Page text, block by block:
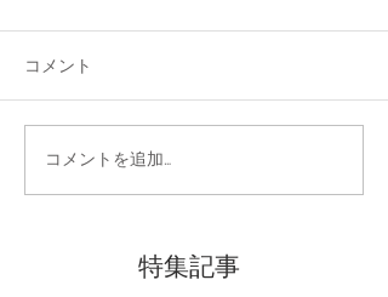
コメント
コメントを追加…
特集記事